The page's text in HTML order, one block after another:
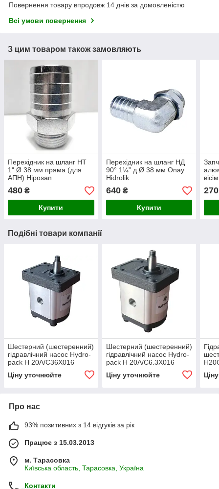
Повернення товару впродовж 14 днів за домовленістю
Всі умови повернення
З цим товаром також замовляють
Перехідник на шланг НТ
1" Ø 38 мм пряма (для
АПН) Hiposan
480 ₴
Купити
Перехідник на шланг НД
90° 1¼” д Ø 38 мм Onay
Hidrolik
640₴
Купити
270
Подібні товари компанії
Шестерний (шестеренний)
гідравлічний насос Hydro-
pack H 20A/C36X016
Ціну уточнюйте
Шестерний (шестеренний)
гідравлічний насос Hydro-
pack H 20A/C6.3X016
Ціну уточнюйте
Про нас
93% позитивних з 14 відгуків за рік
Працює з 15.03.2013
м. Тарасовка
Київська область, Тарасовка, Україна
Контакти